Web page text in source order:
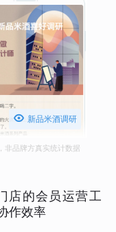
 新品米酒调研
非品牌方真实统计数据
店的会员运营工
作效率